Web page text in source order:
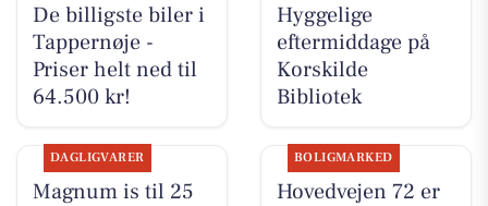
De billigste biler i
Tappernøje -
Priser helt ned til
64.500 kr!
Hyggelige
eftermiddage på
Korskilde
Bibliotek
DAGLIGVARER
Magnum is til 25
BOLIGMARKED
Hovedvejen 72 er